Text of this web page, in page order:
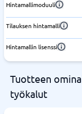
Hintamallimoduuli
Tilauksen hintamalli
Hintamallin lisenssi
Tuotteen
työkalut